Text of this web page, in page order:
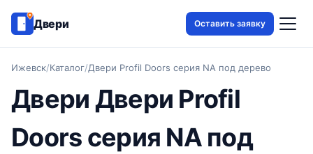
Двери Оставить заявку
Ижевск/Каталог/Двери Profil Doors серия NA под дерево
Двери Двери Profil
Doors серия NA под